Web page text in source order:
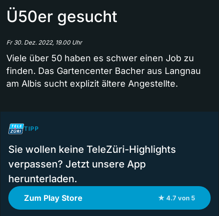
Ü50er gesucht
Fr 30. Dez. 2022, 19.00 Uhr
Viele über 50 haben es schwer einen Job zu
finden. Das Gartencenter Bacher aus Langnau
am Albis sucht explizit ältere Angestellte.
TIPP
Sie wollen keine TeleZüri-Highlights
verpassen? Jetzt unsere App
herunterladen.
Zum Play Store ★ 4.7 von 5